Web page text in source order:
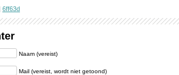
6ff63d
Naam (vereist)
Mail (vereist, wordt niet getoond)